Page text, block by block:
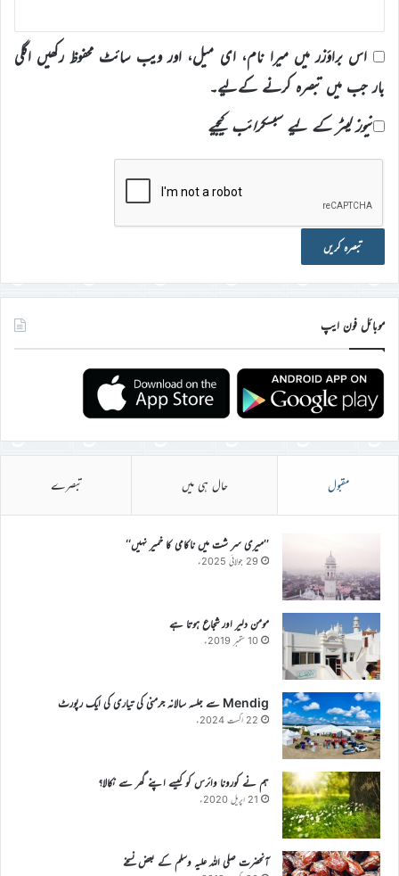
اس براؤزر میں میرا نام، ای میل، اور ویب سائٹ محفوظ رکھیں اگلی
بار جب میں تبصرہ کرنے کےلیے۔
نیوز لیٹر کے لیے سبسکرائب کیجیے
موبائل فون ایپ
مقبول حال ہی میں تبصرے
’’میری سر شت میں ناکامی کا خمیر نہیں‘‘
29 جولائی 2025ء
مومن دلیر اور شجاع ہوتا ہے
10 ستمبر 2019ء
Mendig سے جلسہ سالانہ جرمنی کی تیاری کی ایک رپورٹ
22 اگست 2024ء
ہم نے کورونا وائرس کو کیسے اپنے گھر سے نکالا؟
21 اپریل 2020ء
آنحضرت صلی اللہ علیہ وسلم کے بعض نسخے